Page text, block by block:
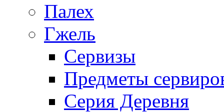
Палех
Гжель
Сервизы
Предметы
Серия Деревня